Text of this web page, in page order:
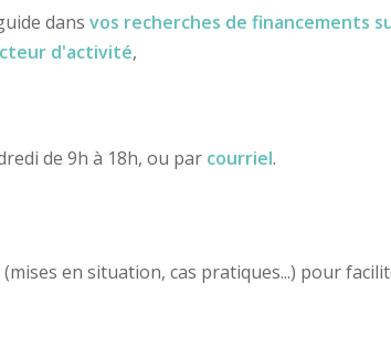
dans vos recherches de financements
d'activité,
de 9h à 18h, ou par courriel.
en situation, cas pratiques...) pour